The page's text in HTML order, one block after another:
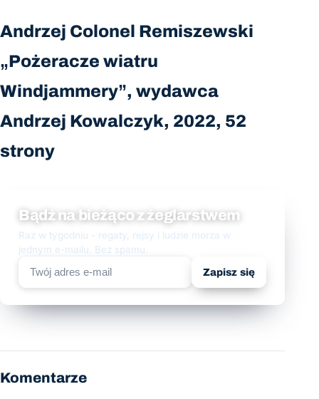
Andrzej Colonel Remiszewski
„Pożeracze wiatru
Windjammery”, wydawca
Andrzej Kowalczyk, 2022, 52
strony
Bądź na bieżąco z żeglarstwem
Raz w tygodniu - regaty, rejsy i ludzie morza w
jednym e-mailu. Bez spamu.
Zapisz się
Komentarze